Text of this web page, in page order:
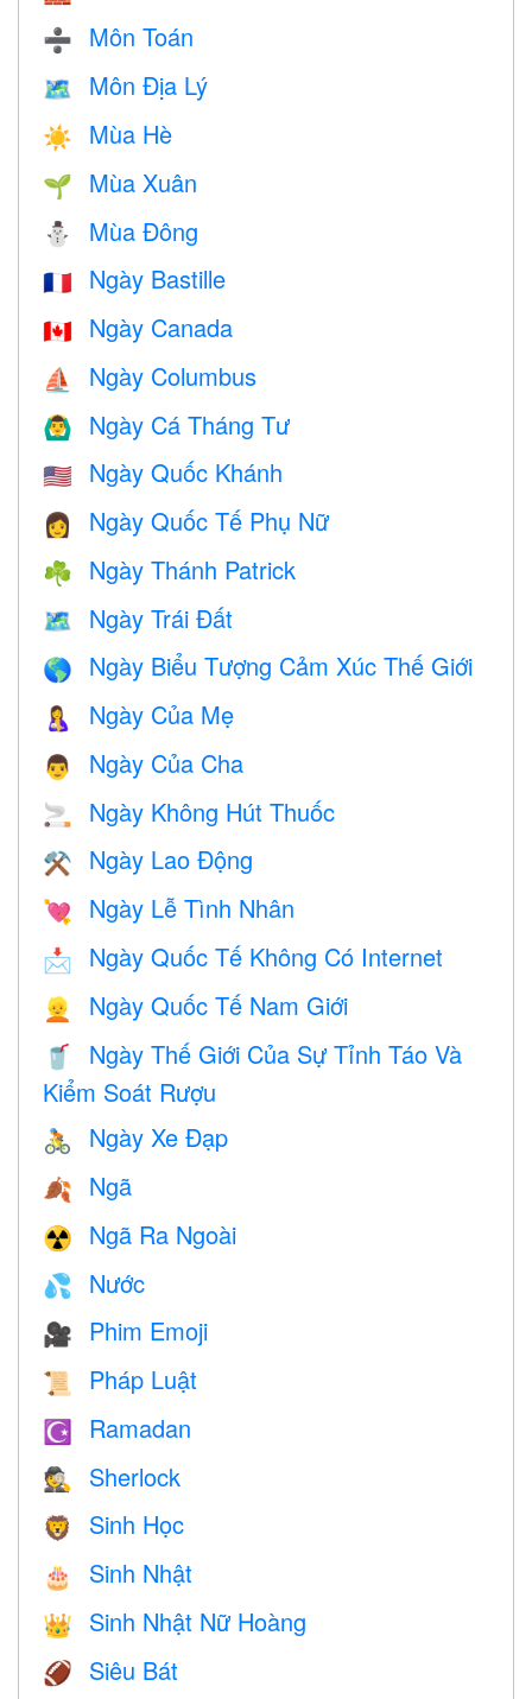
➗ Môn Toán
🗺 Môn Địa Lý
☀️ Mùa Hè
🌱 Mùa Xuân
⛄ Mùa Đông
🇫🇷 Ngày Bastille
🇨🇦 Ngày Canada
⛵️ Ngày Columbus
🙆‍♂️ Ngày Cá Tháng Tư
🇺🇸 Ngày Quốc Khánh
👩 Ngày Quốc Tế Phụ Nữ
☘️ Ngày Thánh Patrick
🗺️ Ngày Trái Đất
🌎 Ngày Biểu Tượng Cảm Xúc Thế Giới
🤱 Ngày Của Mẹ
👨 Ngày Của Cha
🚬 Ngày Không Hút Thuốc
⚒️ Ngày Lao Động
💘 Ngày Lễ Tình Nhân
📩 Ngày Quốc Tế Không Có Internet
👱 Ngày Quốc Tế Nam Giới
🥤
Ngày Thế Giới Của Sự Tỉnh Táo Và
Kiểm Soát Rượu
🚴 Ngày Xe Đạp
🍂 Ngã
☢️ Ngã Ra Ngoài
💦 Nước
🎥 Phim Emoji
📜 Pháp Luật
☪️ Ramadan
🕵️ Sherlock
🦁 Sinh Học
🎂 Sinh Nhật
👑 Sinh Nhật Nữ Hoàng
🏈 Siêu Bát